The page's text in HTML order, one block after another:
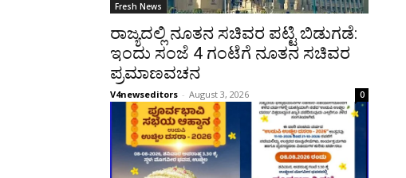
Fresh News
ರಾಜ್ಯದಲ್ಲಿ ನೂತನ ಸಚಿವರ ಪಟ್ಟಿ ಬಿಡುಗಡೆ:
ಇಂದು ಸಂಜೆ 4 ಗಂಟೆಗೆ ನೂತನ ಸಚಿವರ
ಪ್ರಮಾಣವಚನ
V4newseditors - August 3, 2026 0